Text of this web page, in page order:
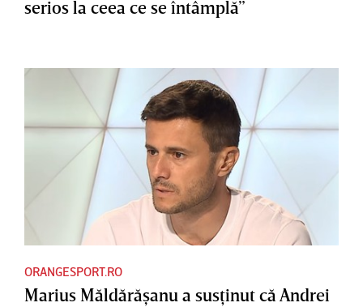
serios la ceea ce se întâmplă”
ORANGESPORT.RO
Marius Măldărăşanu a susţinut că Andrei